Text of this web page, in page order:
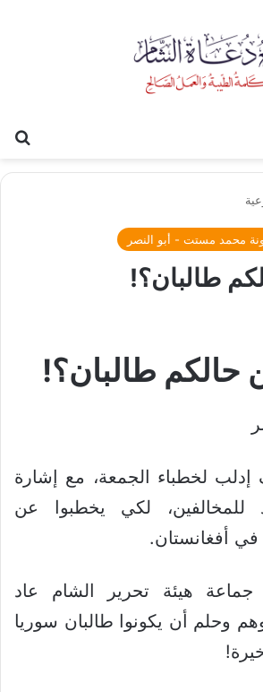
محمد مستت - أبو النصر
طالبان؟!
حالكم طالبان؟!
لخطباء الجمعة، مع إشارة
للمخالفين، لكي يخطبوا عن
في أفغانستان.
جماعة هيئة تحرير الشام عاد
وحلم أن يكونوا طالبان سوريا